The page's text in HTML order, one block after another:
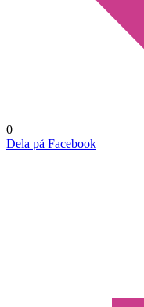
0
Dela på Facebook